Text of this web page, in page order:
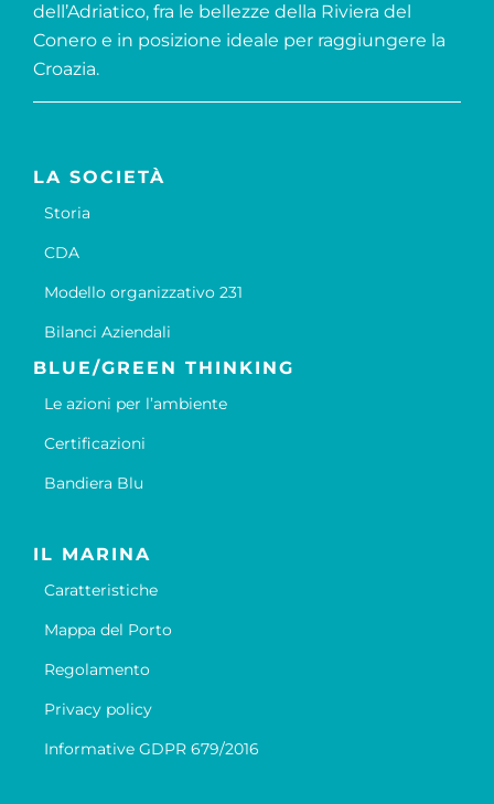
dell’Adriatico, fra le bellezze della Riviera del
Conero e in posizione ideale per raggiungere la
Croazia.
LA SOCIETÀ
Storia
CDA
Modello organizzativo 231
Bilanci Aziendali
BLUE/GREEN THINKING
Le azioni per l’ambiente
Certificazioni
Bandiera Blu
IL MARINA
Caratteristiche
Mappa del Porto
Regolamento
Privacy policy
Informative GDPR 679/2016